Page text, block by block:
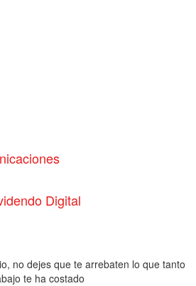
Digital
no dejes que te arrebaten lo que tanto
te ha costado